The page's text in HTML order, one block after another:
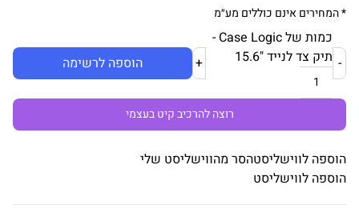
* המחירים אינם כוללים מע״מ
-
כמות של Case Logic -
תיק צד לנייד "15.6
+ הוספה לרשימה
רוצה להרכיב קיט בעצמי
הוספה לווישליסטהסר מהווישליסט שלי
הוספה לווישליסט